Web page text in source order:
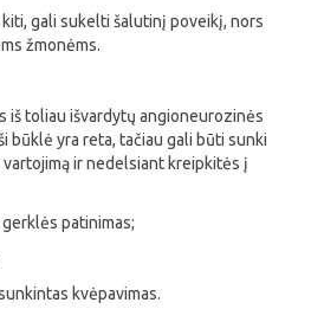
kiti, gali sukelti šalutinį poveikį, nors
žmonėms.
iš toliau išvardytų angioneurozinės
būklė yra reta, tačiau gali būti sunki
ir nedelsiant kreipkitės į
patinimas;
kvėpavimas.